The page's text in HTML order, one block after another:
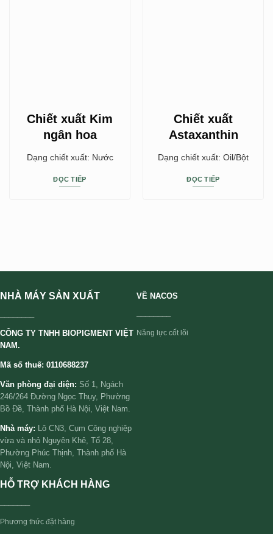
Chiết xuất Kim
ngân hoa
Dạng chiết xuất: Nước
ĐỌC TIẾP
Chiết xuất
Astaxanthin
Dạng chiết xuất: Oil/Bột
ĐỌC TIẾP
NHÀ MÁY SẢN XUẤT
CÔNG TY TNHH BIOPIGMENT VIỆT
NAM.
Mã số thuế: 0110688237
Văn phòng đại diện: Số 1, Ngách
246/264 Đường Ngọc Thụy, Phường
Bồ Đề, Thành phố Hà Nội, Việt Nam.
Nhà máy: Lô CN3, Cụm Công nghiệp
vừa và nhỏ Nguyên Khê, Tổ 28,
Phường Phúc Thịnh, Thành phố Hà
Nội, Việt Nam.
VỀ NACOS
Năng lực cốt lõi
HỖ TRỢ KHÁCH HÀNG
Phương thức đặt hàng